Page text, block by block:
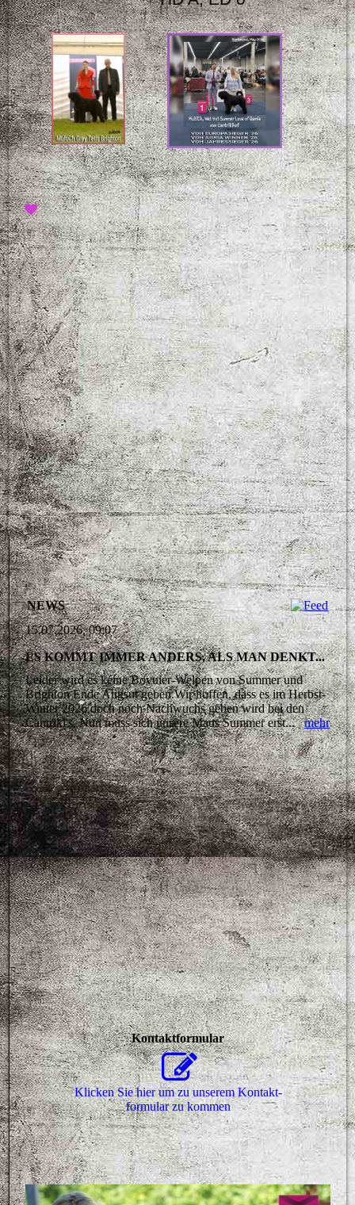
NEWS
15.07.2026, 09:07
ES KOMMT IMMER ANDERS, ALS MAN DENKT...
Leider wird es keine Bovuier-Welpen von Summer und
Brighton Ende Augsut geben.Wir hoffen, dass es im Herbst-
Winter 2026 doch noch Nachwuchs geben wird bei den
Cantriki's. Nun muss sich unsere Maus Summer erst...mehr
Kontaktformular
Klicken Sie hier um zu unserem Kon­takt­
for­mu­lar zu kommen